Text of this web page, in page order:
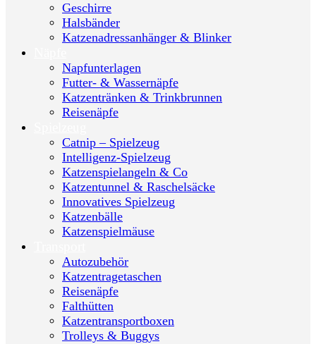
Geschirre
Halsbänder
Katzenadressanhänger & Blinker
Napfunterlagen
Futter- & Wassernäpfe
Katzentränken & Trinkbrunnen
Reisenäpfe
Catnip – Spielzeug
Intelligenz-Spielzeug
Katzenspielangeln & Co
Katzentunnel & Raschelsäcke
Innovatives Spielzeug
Katzenbälle
Katzenspielmäuse
Autozubehör
Katzentragetaschen
Reisenäpfe
Falthütten
Katzentransportboxen
Trolleys & Buggys